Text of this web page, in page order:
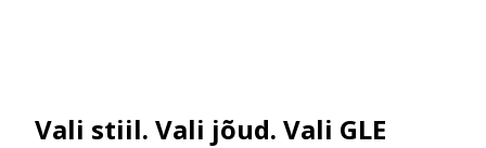
Vali stiil. Vali jõud. Vali GLE